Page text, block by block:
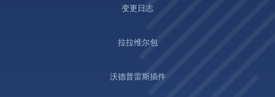
变更日志
拉拉维尔包
沃德普雷斯插件